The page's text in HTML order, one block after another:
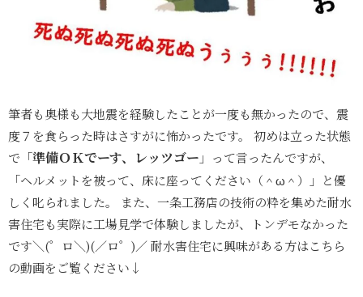
筆者も奥様も大地震を経験したことが一度も無かったので、震
度７を食らった時はさすがに怖かったです。 初めは立った状態
で「準備ＯＫでーす、レッツゴー 」って言ったんですが、
「ヘルメットを被って、床に座ってください（＾ω＾）」と優
しく叱られました。 また、一条工務店の技術の粋を集めた耐水
害住宅も実際に工場見学で体験しましたが、トンデモなかった
です＼(゜ロ＼)(／ロ゜)／ 耐水害住宅に興味がある方はこちら
の動画をご覧ください↓